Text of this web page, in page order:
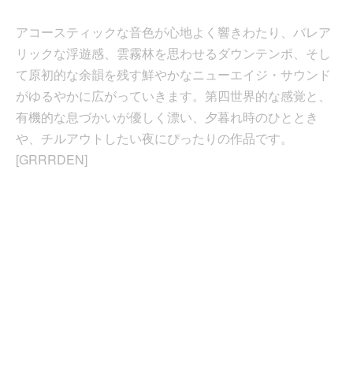
アコースティックな音色が心地よく響きわたり、バレア
リックな浮遊感、雲霧林を思わせるダウンテンポ、そし
て原初的な余韻を残す鮮やかなニューエイジ・サウンド
がゆるやかに広がっていきます。第四世界的な感覚と、
有機的な息づかいが優しく漂い、夕暮れ時のひととき
や、チルアウトしたい夜にぴったりの作品です。
[GRRRDEN]